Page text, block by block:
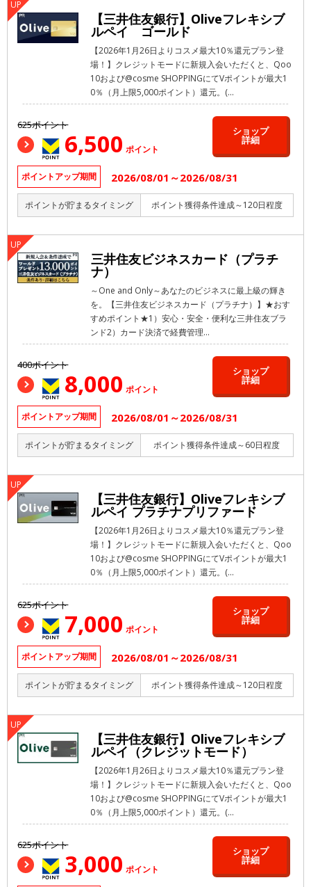
【三井住友銀行】Oliveフレキシブ
ルペイ ゴールド
【2026年1月26日よりコスメ最大10％還元プラン登
場！】クレジットモードに新規入会いただくと、Qoo
10および@cosme SHOPPINGにてVポイントが最大1
0％（月上限5,000ポイント）還元。(...
625ポイント
6,500 ポイント
ショップ
詳細
ポイントアップ期間 2026/08/01～2026/08/31
ポイントが貯まるタイミング ポイント獲得条件達成～120日程度
三井住友ビジネスカード（プラチ
ナ）
～One and Only～あなたのビジネスに最上級の輝き
を。【三井住友ビジネスカード（プラチナ）】★おす
すめポイント★1）安心・安全・便利な三井住友ブラ
ンド2）カード決済で経費管理...
400ポイント
8,000 ポイント
ショップ
詳細
ポイントアップ期間 2026/08/01～2026/08/31
ポイントが貯まるタイミング ポイント獲得条件達成～60日程度
【三井住友銀行】Oliveフレキシブ
ルペイ プラチナプリファード
【2026年1月26日よりコスメ最大10％還元プラン登
場！】クレジットモードに新規入会いただくと、Qoo
10および@cosme SHOPPINGにてVポイントが最大1
0％（月上限5,000ポイント）還元。(...
625ポイント
7,000 ポイント
ショップ
詳細
ポイントアップ期間 2026/08/01～2026/08/31
ポイントが貯まるタイミング ポイント獲得条件達成～120日程度
【三井住友銀行】Oliveフレキシブ
ルペイ（クレジットモード）
【2026年1月26日よりコスメ最大10％還元プラン登
場！】クレジットモードに新規入会いただくと、Qoo
10および@cosme SHOPPINGにてVポイントが最大1
0％（月上限5,000ポイント）還元。(...
625ポイント
3,000 ポイント
ショップ
詳細